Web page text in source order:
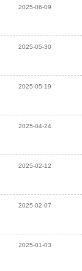
2025-06-09
2025-05-30
2025-05-19
2025-04-24
2025-02-12
2025-02-07
2025-01-03